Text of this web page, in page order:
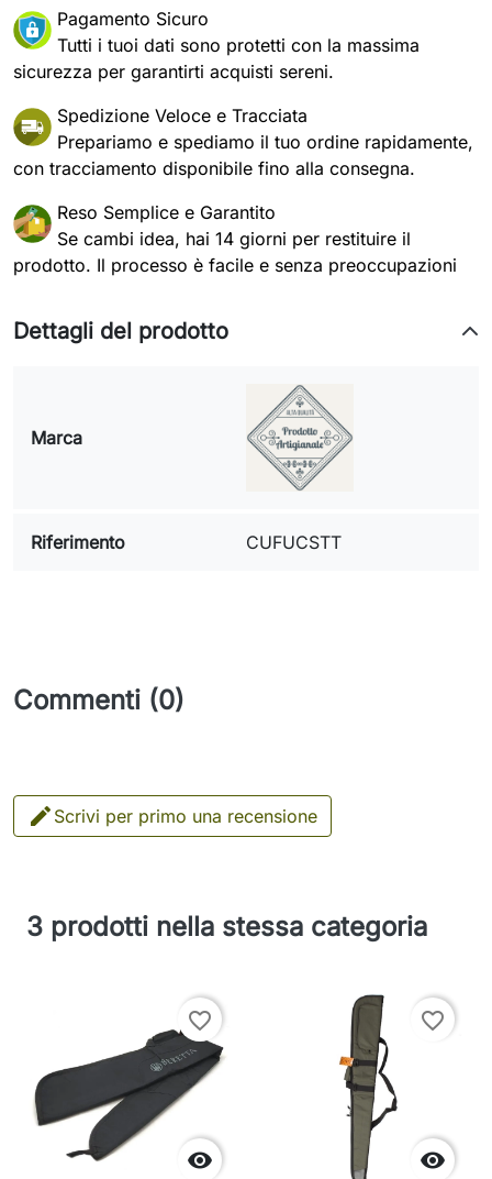
Pagamento Sicuro
Tutti i tuoi dati sono protetti con la massima
sicurezza per garantirti acquisti sereni.
Spedizione Veloce e Tracciata
Prepariamo e spediamo il tuo ordine rapidamente,
con tracciamento disponibile fino alla consegna.
Reso Semplice e Garantito
Se cambi idea, hai 14 giorni per restituire il
prodotto. Il processo è facile e senza preoccupazioni
Dettagli del prodotto
Marca
Riferimento CUFUCSTT
Commenti (0)
 Scrivi per primo una recensione
3 prodotti nella stessa categoria

favorite_border

favorite_border